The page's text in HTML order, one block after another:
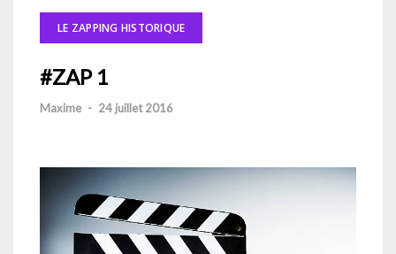
LE ZAPPING HISTORIQUE
#ZAP 1
Maxime - 24 juillet 2016